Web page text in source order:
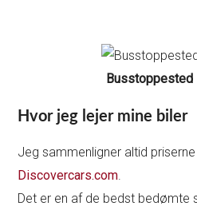
Busstoppested
Hvor jeg lejer mine biler
Jeg sammenligner altid
Discovercars.com.
Det er en af de bedst bedømte